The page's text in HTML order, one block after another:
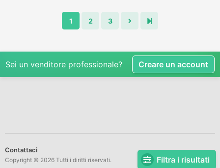
Filtra i risultati
1 2 3
Sei un venditore professionale? Creare un account
Contattaci
Copyright © 2026 Tutti i diritti riservati.